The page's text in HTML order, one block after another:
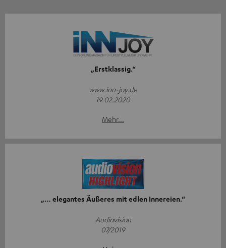
„Erstklassig.“
www.inn-joy.de
19.02.2020
Mehr...
„… elegantes Äußeres mit edlen Innereien.“
Audiovision
07/2019